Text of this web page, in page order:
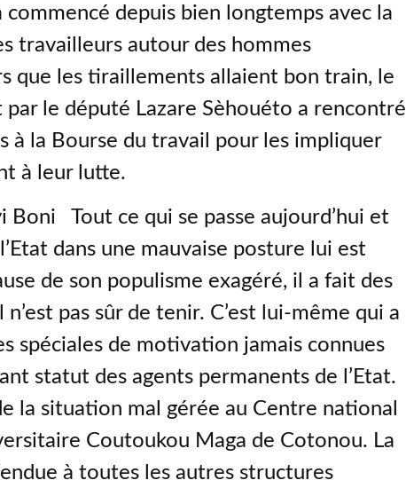
commencé depuis bien longtemps avec la
travailleurs autour des hommes
que les tiraillements allaient bon train, le
le député Lazare Sèhouéto a rencontré
à la Bourse du travail pour les impliquer
à leur lutte.
Boni Tout ce qui se passe aujourd’hui et
dans une mauvaise posture lui est
de son populisme exagéré, il a fait des
n’est pas sûr de tenir. C’est lui-même qui a
spéciales de motivation jamais connues
statut des agents permanents de l’Etat.
la situation mal gérée au Centre national
Coutoukou Maga de Cotonou. La
à toutes les autres structures